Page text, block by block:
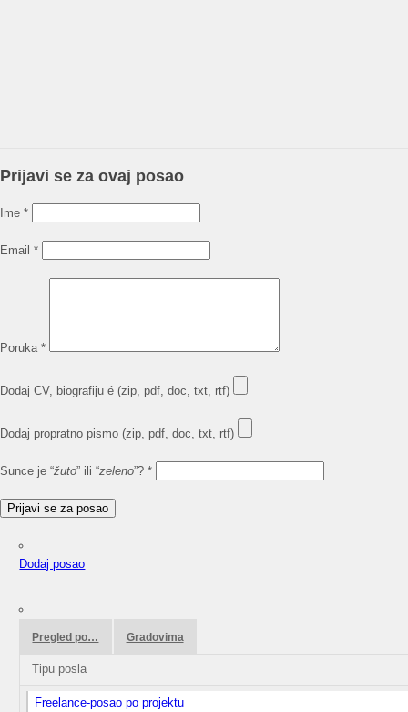
Prijavi se za ovaj posao
Ime *
Email *
Poruka *
Dodaj CV, biografiju é (zip, pdf, doc, txt, rtf)
Dodaj propratno pismo (zip, pdf, doc, txt, rtf)
Sunce je “žuto” ili “zeleno”? *
Dodaj posao
Pregled po… Gradovima
Tipu posla
Freelance-posao po projektu